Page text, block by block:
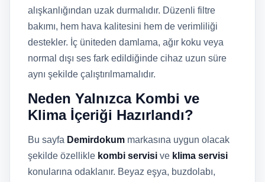
alışkanlığından uzak durmalıdır. Düzenli filtre
bakımı, hem hava kalitesini hem de verimliliği
destekler. İç üniteden damlama, ağır koku veya
normal dışı ses fark edildiğinde cihaz uzun süre
aynı şekilde çalıştırılmamalıdır.
Neden Yalnızca Kombi ve
Klima İçeriği Hazırlandı?
Bu sayfa Demirdokum markasına uygun olacak
şekilde özellikle kombi servisi ve klima servisi
konularına odaklanır. Beyaz eşya, buzdolabı,